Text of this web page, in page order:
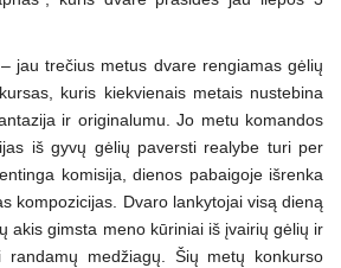
jau trečius metus dvare rengiamas gėlių
kuris kiekvienais metais nustebina
ir originalumu. Jo metu komandos
iš gyvų gėlių paversti realybe turi per
komisija, dienos pabaigoje išrenka
kompozicijas. Dvaro lankytojai visą dieną
akis gimsta meno kūriniai iš įvairių gėlių ir
randamų medžiagų. Šių metų konkurso